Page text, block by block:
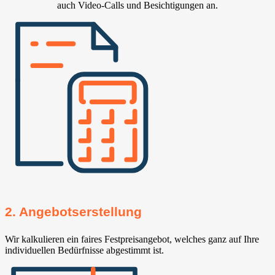
auch Video-Calls und Besichtigungen an.
2. Angebotserstellung
Wir kalkulieren ein faires Festpreisangebot, welches ganz auf Ihre
individuellen Bedürfnisse abgestimmt ist.